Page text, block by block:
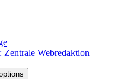
Zentrale Webredaktion